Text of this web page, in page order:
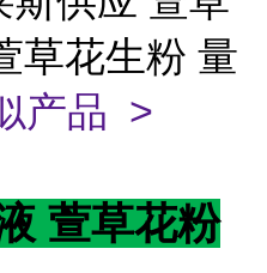
草花生粉 量
产品 >
萱草花粉